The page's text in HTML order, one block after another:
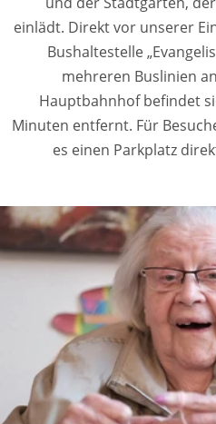
einlädt. Direkt vor unserer
Bushaltestelle
mehreren Buslinien
Hauptbahnhof befindet
Minuten entfernt. Für
es einen Parkplatz